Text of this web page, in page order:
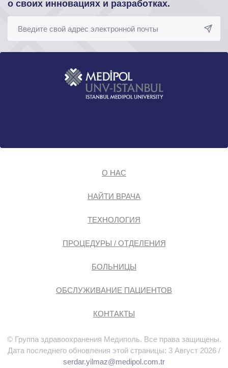
о своих инновациях и разработках.
О НАС
НАЙТИ ВРАЧА
ТЕХНОЛОГИЯ
ПРОЦЕДУРЫ / ОТДЕЛЕНИЯ
БОЛЬНИЦЫ
ОБСЛУЖИВАНИЕ ПАЦИЕНТОВ
КОНТАКТЫ
© Группа здравоохранения Медиполь. Все права защищены.
Дата последнего обновления этой страницы: 3 Август 2026 /
serdar.yilmaz@medipol.com.tr